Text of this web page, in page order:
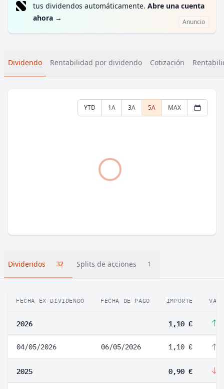
tus dividendos automáticamente. Abre una cuenta
ahora → Anuncio
Dividendo Rentabilidad por dividendo Cotización
YTD 1A 3A 5A MAX
Dividendos 32 Splits de acciones 1
FECHA EX-DIVIDENDO FECHA DE PAGO IMPORTE
2026 1,10 €
04/05/2026 06/05/2026 1,10 €
2025 0,90 €